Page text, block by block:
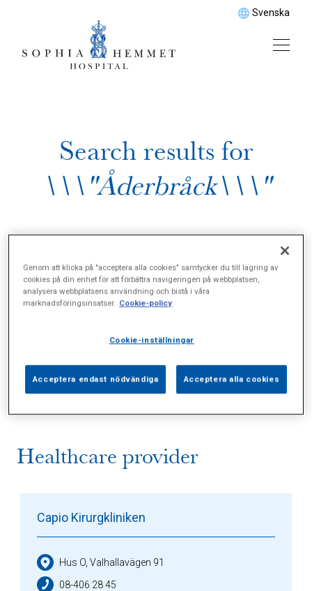
Svenska
Search results for
\\\"Åderbråck\\\"
Sidor (0) Press (0) Sophianytt (1)
Healthcare provider
Capio Kirurgkliniken
Hus O, Valhallavägen 91
08-406 28 45
Genom att klicka på "acceptera alla cookies" samtycker du till lagring av
cookies på din enhet för att förbättra navigeringen på webbplatsen,
analysera webbplatsens användning och bistå i våra
marknadsföringsinsatser. Cookie-policy
Cookie-inställningar
Acceptera endast nödvändiga Acceptera alla cookies